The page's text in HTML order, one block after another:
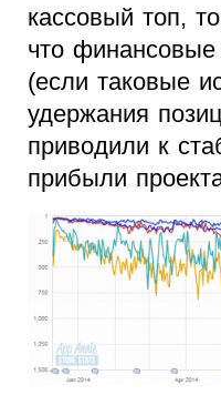
кассовый топ,
что
(если таковые
удержания
приводили к
прибыли